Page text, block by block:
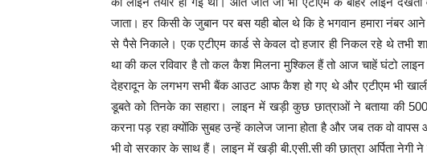
जाता। हर किसी के जुबान पर बस यही बोल थे कि हे भगवान हमारा
से पैसे निकाले। एक एटीएम कार्ड से केवल दो हजार ही निकल रहे थे तभी
था की कल रविवार है तो कल कैश मिलना मुश्किल हैं तो आज चाहें घंटो
देहरादून के लगभग सभी बैंक आउट आफ कैश हो गए थे और एटीएम भी खाली
डूबते को तिनके का सहारा। लाइन में खड़ी कुछ छात्राओं ने बताया की
करना पड़ रहा क्योंकि सुबह उन्हें कालेज जाना होता है और जब तक वो
भी वो सरकार के साथ हैं। लाइन में खड़ी बी.एसी.सी की छात्रा अर्पिता